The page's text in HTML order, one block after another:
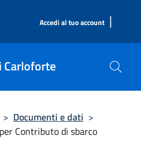
Accedi al tuo account |
Carloforte
> Documenti e dati >
Contributo di sbarco